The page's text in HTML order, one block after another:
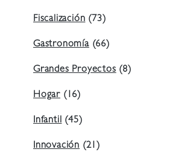
Fiscalización (73)
Gastronomía(66)
Grandes Proyectos (8)
Hogar (16)
Infantil (45)
Innovación (21)